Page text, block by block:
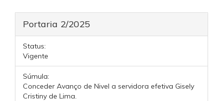
Portaria 2/2025
Status:
Vigente
Súmula:
Conceder Avanço de Nivel a servidora efetiva Gisely
Cristiny de Lima.